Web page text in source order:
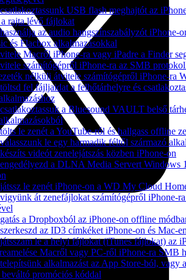
USB flash meghajtót az
rajta lévő fájlokat
az audio hangszínszabályzót iPhone-
és Flacbox alkalmazásokkal
Macről iPhone-ra vagy iPadre a Finder
számítógépről iPhone-ra az SMB
nélküli átvitele számítógépről iPhone-ra
fel fájljaidat a felhőtárhelyre és
a Bluesound VAULT belső
le zenét a YouTube-ról és hallgass offline
le egy harmadik féltől származó
videót zenelejátszás közben iPhone-on
a DLNA Media Servert Windows
le zenét iPhone-on a WD My Cloud
át zenefájlokat számítógépről iPhone-
a Dropboxból az iPhone-on offline
az ID3 címkéket iPhone-on és Mac-
le a helyi fájlokat (iTunes fájlokat) az
Macről vagy PC-ről iPhone-ra SMB
alkalmazást az App Store-ból, vagy
beváltó promóciós kóddal